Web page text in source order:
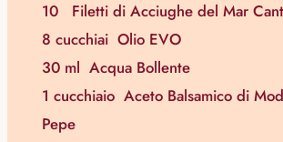
10
Filetti di Acciughe del Mar
8 cucchiai Olio EVO
30 ml Acqua Bollente
1 cucchiaio Aceto Balsamico di
Pepe